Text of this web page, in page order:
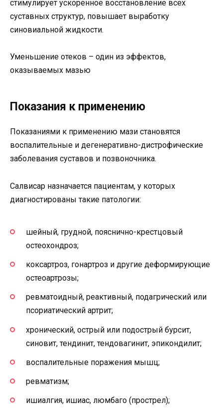
стимулирует ускоренное восстановление всех
суставных структур, повышает выработку
синовиальной жидкости.
Уменьшение отеков – один из эффектов,
оказываемых мазью
Показания к применению
Показаниями к применению мази становятся
воспалительные и дегенеративно-дистрофические
заболевания суставов и позвоночника.
Салвисар назначается пациентам, у которых
диагностированы такие патологии:
шейный, грудной, пояснично-крестцовый
остеохондроз;
коксартроз, гонартроз и другие деформирующие
остеоартрозы;
ревматоидный, реактивный, подагрический или
псориатический артрит;
хронический, острый или подострый бурсит,
синовит, тендинит, тендовагинит, эпикондилит;
воспалительные поражения мышц;
ревматизм;
ишиалгия, ишиас, люмбаго (прострел);